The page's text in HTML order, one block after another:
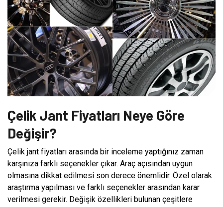
Çelik Jant Fiyatları Neye Göre
Değişir?
Çelik jant fiyatları arasında bir inceleme yaptığınız zaman
karşınıza farklı seçenekler çıkar. Araç açısından uygun
olmasına dikkat edilmesi son derece önemlidir. Özel olarak
araştırma yapılması ve farklı seçenekler arasından karar
verilmesi gerekir. Değişik özellikleri bulunan çeşitlere